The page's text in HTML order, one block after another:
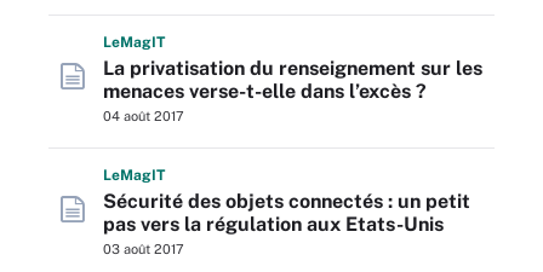
LeMagIT
La privatisation du renseignement sur les
menaces verse-t-elle dans l’excès ?
04 août 2017
LeMagIT
Sécurité des objets connectés : un petit
pas vers la régulation aux Etats-Unis
03 août 2017